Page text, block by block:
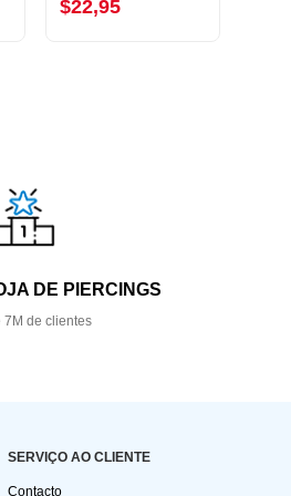
$22,95
DE PIERCINGS
7M de clientes
SERVIÇO AO CLIENTE
Contacto